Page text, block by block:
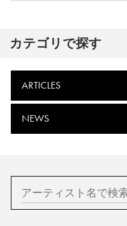
カテゴリで探す
ARTICLES
NEWS